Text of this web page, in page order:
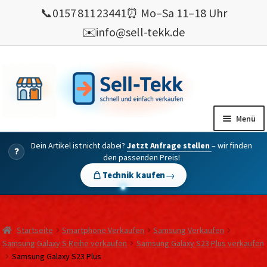
📞0157 811 23441⏰ Mo–Sa 11–18 Uhr
✉️info@sell-tekk.de
springen
springen
Menü
Mein Konto
verkaufen
💰 Bonusprogramm
Wie’s geht ?
?
Dein Artikel ist nicht dabei?Jetzt Anfrage stellen – wir finden
den passenden Preis!
Technik kaufen→
Startseite Smartphone Verkaufen
Samsung Verkaufen
Samsung Galaxy S Reihe verkaufen
Samsung Galaxy S23 Plus verkaufen
Samsung Galaxy S23 Plus